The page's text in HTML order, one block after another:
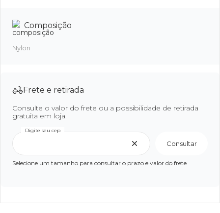
Composição
Nylon
Frete e retirada
Consulte o valor do frete ou a possibilidade de retirada
gratuita em loja.
Digite seu cep
Consultar
Selecione um tamanho para consultar o prazo e valor do frete